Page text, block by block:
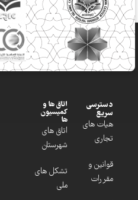
دسترسی
سریع
هیات های
تجاری
قوانین و
مقررات
اتاق ها و
کمیسیون
ها
اتاق های
شهرستان
تشکل های
ملی